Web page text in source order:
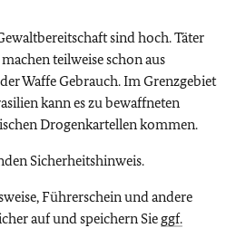
sind hoch. Täter
teilweise schon aus
Waffe Gebrauch. Im Grenzgebiet
kann es zu bewaffneten
Drogenkartellen kommen.
Sicherheitshinweis.
Führerschein und andere
auf und speichern Sie ggf.